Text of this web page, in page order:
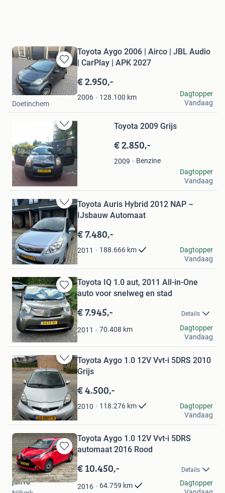
Bewaren
in
Mijn
Favorieten
Toyota Aygo 2006 | Airco | JBL Audio
| CarPlay | APK 2027
€ 2.950,-
2006 128.100 km
A.B.
Doetinchem
Dagtopper
Vandaag
Bewaren
in
Mijn
Favorieten
Toyota 2009 Grijs
€ 2.850,-
2009
Benzine
Robby
Amsterdam
Dagtopper
Vandaag
Bewaren
in
Mijn
Favorieten
Toyota Auris Hybrid 2012 NAP –
IJsbauw Automaat
€ 7.480,-
2011 188.666 km
Pieter
Utrecht
Dagtopper
Vandaag
Bewaren
in
Mijn
Favorieten
Toyota IQ 1.0 aut, 2011 All-in-One
auto voor snelweg en stad
€ 7.945,- Details
2011 70.408 km
Halewijn
Amsterdam
Dagtopper
Vandaag
Bewaren
in
Mijn
Favorieten
Toyota Aygo 1.0 12V Vvt-i 5DRS 2010
Grijs
€ 4.500,-
2010 118.276 km
Redu
Arnhem
Dagtopper
Vandaag
Bewaren
in
Mijn
Favorieten
Toyota Aygo 1.0 12V Vvt-i 5DRS
automaat 2016 Rood
€ 10.450,- Details
2016 64.759 km
jan10
Dagtopper